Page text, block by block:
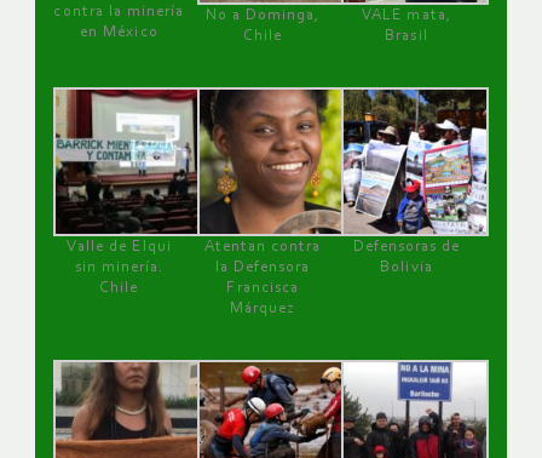
contra la minería
en México
No a Dominga,
Chile
VALE mata,
Brasil
Valle de Elqui
sin minería.
Chile
Atentan contra
la Defensora
Francisca
Márquez
Defensoras de
Bolivia